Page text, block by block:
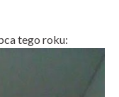
tego roku: